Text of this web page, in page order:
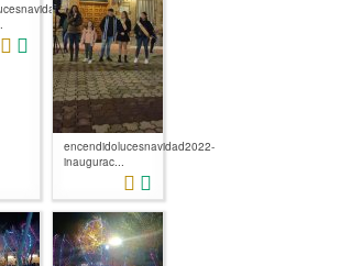
encendidolucesnavidad2022-
inaugurac...